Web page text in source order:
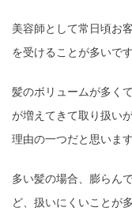
美容師として常日頃お
を受けることが多いです
髪のボリュームが多く
が増えてきて取り扱い
理由の一つだと思います
多い髪の場合、膨らん
ど、扱いにくいことが